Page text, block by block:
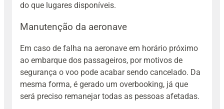
do que lugares disponíveis.
Manutenção da aeronave
Em caso de falha na aeronave em horário próximo
ao embarque dos passageiros, por motivos de
segurança o voo pode acabar sendo cancelado. Da
mesma forma, é gerado um overbooking, já que
será preciso remanejar todas as pessoas afetadas.